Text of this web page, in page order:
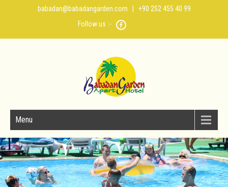
babadan@babadangarden.com | +90 252 455 40 99
Follow us :-
Menu